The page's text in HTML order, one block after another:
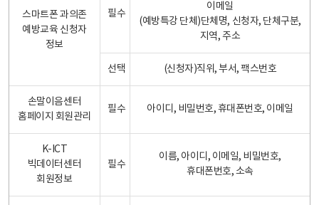
스마트폰 과의존
예방교육 신청자
정보
필수
이메일
(예방특강 단체)단체명, 신청자, 단체구분,
지역, 주소
선택 (신청자)직위, 부서, 팩스번호
손말이음센터
홈페이지 회원관리
필수 아이디, 비밀번호, 휴대폰번호, 이메일
K-ICT
빅데이터센터
회원정보
필수
이름, 아이디, 이메일, 비밀번호,
휴대폰번호, 소속